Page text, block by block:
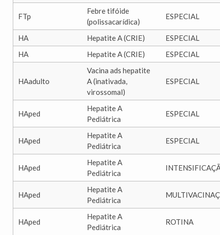
FTp
Febre tifóide
(polissacarídica)
ESPECIAL
HA Hepatite A (CRIE)
ESPECIAL
HA
Hepatite A (CRIE) ESPECIAL
HAadulto
Vacina ads hepatite
A (inativada,
virossomal)
ESPECIAL
HAped
Hepatite A
Pediátrica
ESPECIAL
HAped
Hepatite A
Pediátrica
ESPECIAL
HAped
Hepatite A
Pediátrica
HAped
Hepatite A
Pediátrica
HAped
Hepatite A
Pediátrica
ROTINA